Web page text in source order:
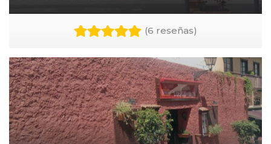
(6 reseñas)